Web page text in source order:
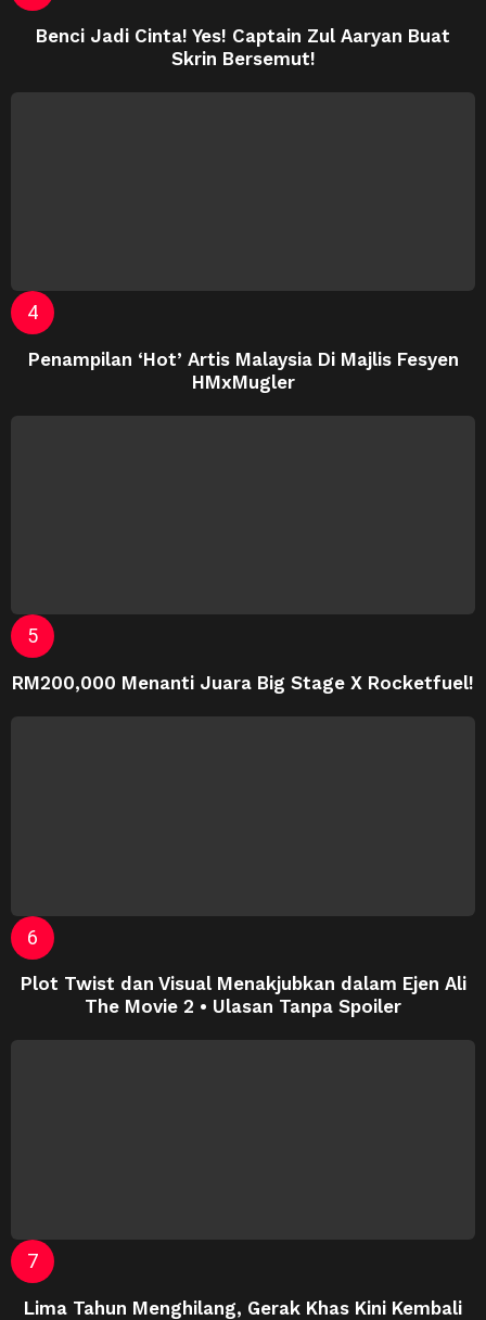
Benci Jadi Cinta! Yes! Captain Zul Aaryan Buat
Skrin Bersemut!
Penampilan ‘Hot’ Artis Malaysia Di Majlis Fesyen
HMxMugler
RM200,000 Menanti Juara Big Stage X Rocketfuel!
Plot Twist dan Visual Menakjubkan dalam Ejen Ali
The Movie 2 • Ulasan Tanpa Spoiler
Lima Tahun Menghilang, Gerak Khas Kini Kembali